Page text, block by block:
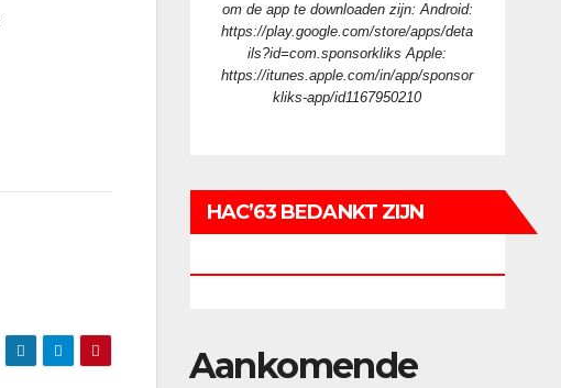
om de app te downloaden zijn: Android:
https://play.google.com/store/apps/deta
ils?id=com.sponsorkliks Apple:
https://itunes.apple.com/in/app/sponsor
kliks-app/id1167950210
HAC’63 BEDANKT ZIJN
Aankomende